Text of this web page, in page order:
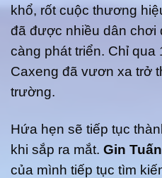
khổ, rốt cuộc thương
đã được nhiều dân chơi
càng phát triển. Chỉ qua
Caxeng đã vươn xa trở
trường.
Hứa hẹn sẽ tiếp tục
khi sắp ra mắt. Gin
của mình tiếp tục tìm